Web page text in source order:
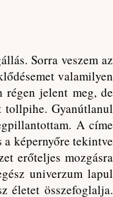
Sorra veszem az
valamilyen
régen jelent meg, de
tollpihe. Gyanútlanul
A címe
a képernyőre tekintve
erőteljes mozgásra
univerzum lapul
életet összefoglalja.